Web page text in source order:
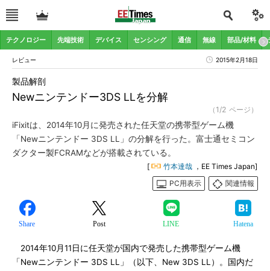
テクノロジー 先端技術 デバイス センシング 通信 無線 部品/材料
レビュー 2015年2月18日
Newニンテンドー3DS LLを分解
製品解剖
（1/2 ページ）
iFixitは、2014年10月に発売された任天堂の携帯型ゲーム機
「Newニンテンドー 3DS LL」の分解を行った。富士通セミコン
ダクター製FCRAMなどが搭載されている。
[ 竹本達哉 ，EE Times Japan]
PC用表示
関連情報
Share Post LINE Hatena
2014年10月11日に任天堂が国内で発売した携帯型ゲーム機
「Newニンテンドー 3DS LL」（以下、New 3DS LL）。国内だ